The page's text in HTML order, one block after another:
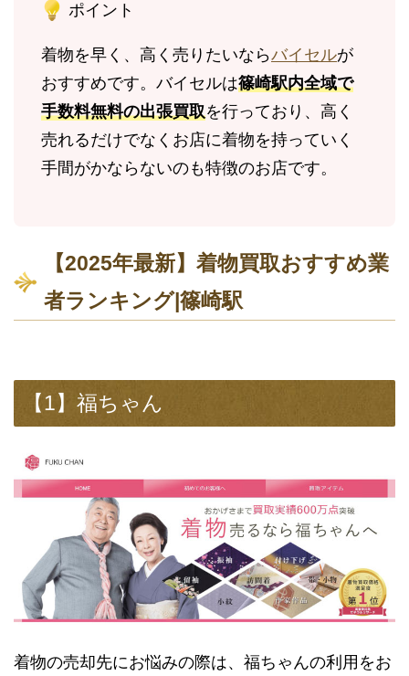
ポイント
着物を早く、高く売りたいならバイセルが
おすすめです。バイセルは篠崎駅内全域で
手数料無料の出張買取を行っており、高く
売れるだけでなくお店に着物を持っていく
手間がかならないのも特徴のお店です。
【2025年最新】着物買取おすすめ業
者ランキング|篠崎駅
【1】福ちゃん
着物の売却先にお悩みの際は、福ちゃんの利用をお